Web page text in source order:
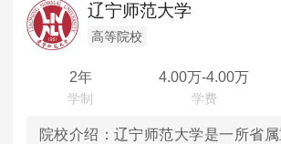
安徽
江西
辽宁师范大学
高等院校
2年 4.00万-4.00万
院校介绍： 辽宁师范大学是一所省